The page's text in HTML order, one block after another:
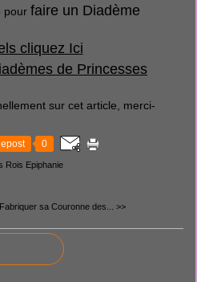
pour faire un Diadème
cliquez Ici
de Princesses
sur cet article, merci-
0
Rois Epiphanie
Fabriquer sa Couronne des... >>